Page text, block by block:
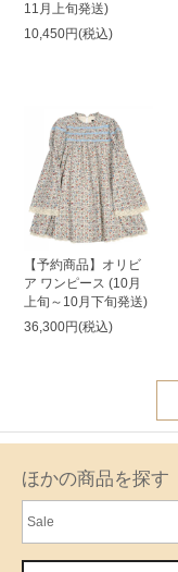
11月上旬発送)
10,450円(税込)
【予約商品】オリビ
ア ワンピース (10月
上旬～10月下旬発送)
36,300円(税込)
ほかの商品を探す